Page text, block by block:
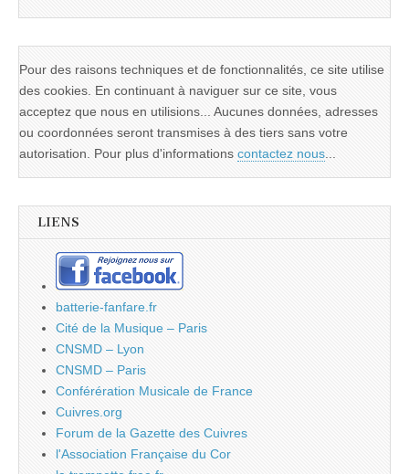
Pour des raisons techniques et de fonctionnalités, ce site utilise
des cookies. En continuant à naviguer sur ce site, vous
acceptez que nous en utilisions... Aucunes données, adresses
ou coordonnées seront transmises à des tiers sans votre
autorisation. Pour plus d'informations contactez nous...
LIENS
batterie-fanfare.fr
Cité de la Musique – Paris
CNSMD – Lyon
CNSMD – Paris
Conférération Musicale de France
Cuivres.org
Forum de la Gazette des Cuivres
l'Association Française du Cor